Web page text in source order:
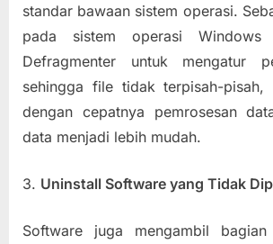
standar bawaan sistem operasi.
pada sistem operasi Windows
Defragmenter untuk mengatur
sehingga file tidak terpisah-pisah,
dengan cepatnya pemrosesan
data menjadi lebih mudah.
3. Uninstall Software yang Tidak
Software juga mengambil